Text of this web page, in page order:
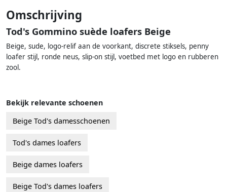
Omschrijving
Tod's Gommino suède loafers Beige
Beige, sude, logo-relif aan de voorkant, discrete stiksels, penny
loafer stijl, ronde neus, slip-on stijl, voetbed met logo en rubberen
zool.
Bekijk relevante schoenen
Beige Tod's damesschoenen
Tod's dames loafers
Beige dames loafers
Beige Tod's dames loafers